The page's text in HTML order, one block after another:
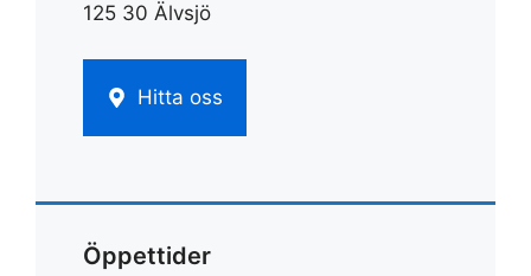
125 30 Älvsjö
Hitta oss
Öppettider